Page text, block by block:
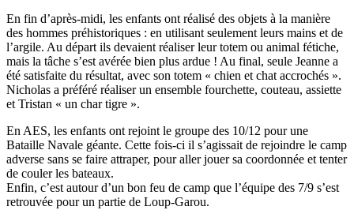
En fin d’après-midi, les enfants ont réalisé des objets à la manière
des hommes préhistoriques : en utilisant seulement leurs mains et de
l’argile. Au départ ils devaient réaliser leur totem ou animal fétiche,
mais la tâche s’est avérée bien plus ardue ! Au final, seule Jeanne a
été satisfaite du résultat, avec son totem « chien et chat accrochés ».
Nicholas a préféré réaliser un ensemble fourchette, couteau, assiette
et Tristan « un char tigre ».
En AES, les enfants ont rejoint le groupe des 10/12 pour une
Bataille Navale géante. Cette fois-ci il s’agissait de rejoindre le camp
adverse sans se faire attraper, pour aller jouer sa coordonnée et tenter
de couler les bateaux.
Enfin, c’est autour d’un bon feu de camp que l’équipe des 7/9 s’est
retrouvée pour un partie de Loup-Garou.